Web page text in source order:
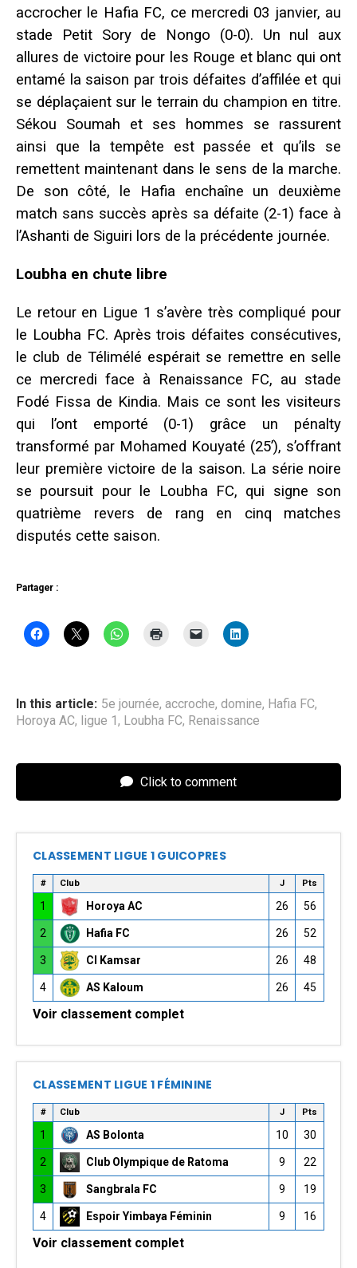
accrocher le Hafia FC, ce mercredi 03 janvier, au
stade Petit Sory de Nongo (0-0). Un nul aux
allures de victoire pour les Rouge et blanc qui ont
entamé la saison par trois défaites d’affilée et qui
se déplaçaient sur le terrain du champion en titre.
Sékou Soumah et ses hommes se rassurent
ainsi que la tempête est passée et qu’ils se
remettent maintenant dans le sens de la marche.
De son côté, le Hafia enchaîne un deuxième
match sans succès après sa défaite (2-1) face à
l’Ashanti de Siguiri lors de la précédente journée.
Loubha en chute libre
Le retour en Ligue 1 s’avère très compliqué pour
le Loubha FC. Après trois défaites consécutives,
le club de Télimélé espérait se remettre en selle
ce mercredi face à Renaissance FC, au stade
Fodé Fissa de Kindia. Mais ce sont les visiteurs
qui l’ont emporté (0-1) grâce un pénalty
transformé par Mohamed Kouyaté (25’), s’offrant
leur première victoire de la saison. La série noire
se poursuit pour le Loubha FC, qui signe son
quatrième revers de rang en cinq matches
disputés cette saison.
Partager :
In this article: 5e journée, accroche, domine, Hafia FC,
Horoya AC, ligue 1, Loubha FC, Renaissance
Click to comment
CLASSEMENT LIGUE 1 GUICOPRES
# Club J Pts
1 Horoya AC 26 56
2 Hafia FC 26 52
3 CI Kamsar 26 48
4 AS Kaloum 26 45
Voir classement complet
CLASSEMENT LIGUE 1 FÉMININE
# Club J Pts
1 AS Bolonta 10 30
2 Club Olympique de Ratoma 9 22
3 Sangbrala FC 9 19
4 Espoir Yimbaya Féminin 9 16
Voir classement complet